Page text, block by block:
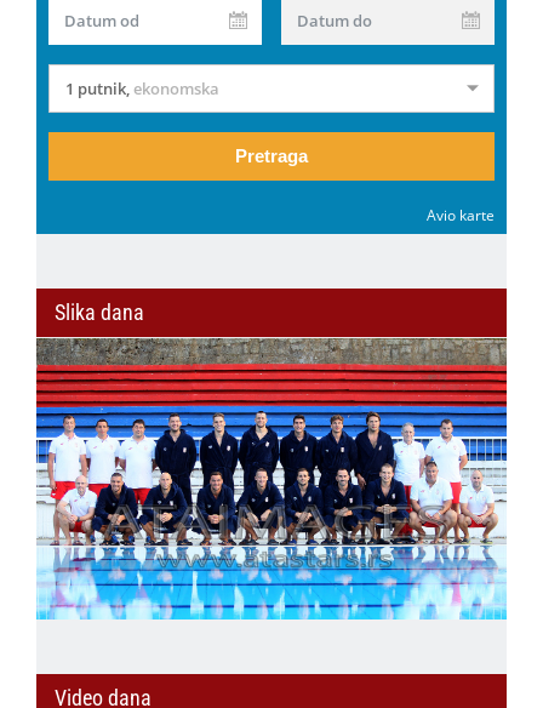
Datum od Datum do
1 putnik,ekonomska
Pretraga
Avio karte
Slika dana
Video dana